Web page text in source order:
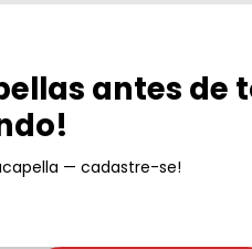
antes de
— cadastre-se!